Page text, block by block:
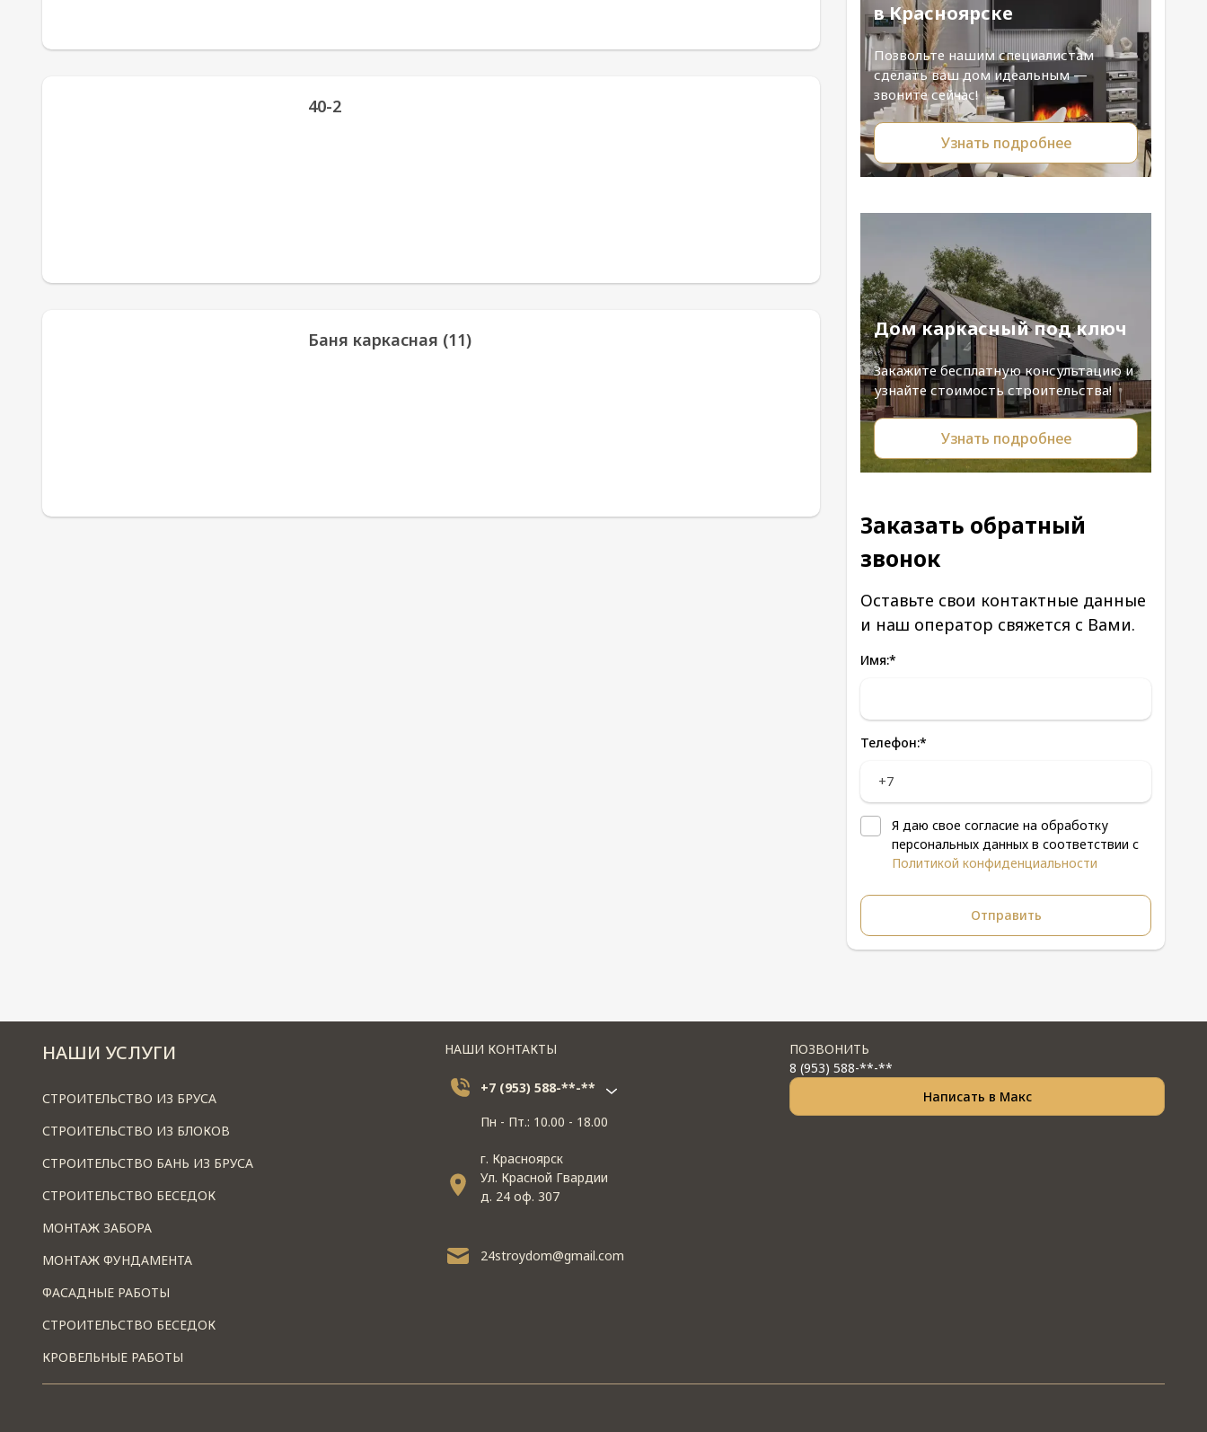
40-2
Баня каркасная (11)
в Красноярске
Позвольте нашим специалистам
сделать ваш дом идеальным —
звоните сейчас!
Узнать подробнее
Дом каркасный под ключ
Закажите бесплатную консультацию и
узнайте стоимость строительства!
Узнать подробнее
Заказать обратный
звонок
Оставьте свои контактные данные
и наш оператор свяжется с Вами.
Имя:*
Телефон:*
Я даю свое согласие на обработку
персональных данных в соответствии с
Политикой конфиденциальности
НАШИ УСЛУГИ
СТРОИТЕЛЬСТВО ИЗ БРУСА
СТРОИТЕЛЬСТВО ИЗ БЛОКОВ
СТРОИТЕЛЬСТВО БАНЬ ИЗ БРУСА
СТРОИТЕЛЬСТВО БЕСЕДОК
МОНТАЖ ЗАБОРА
МОНТАЖ ФУНДАМЕНТА
ФАСАДНЫЕ РАБОТЫ
СТРОИТЕЛЬСТВО БЕСЕДОК
КРОВЕЛЬНЫЕ РАБОТЫ
НАШИ КОНТАКТЫ
+7 (953) 588-**-**
Пн - Пт.: 10.00 - 18.00
г. Красноярск
Ул. Красной Гвардии
д. 24 оф. 307
24stroydom@gmail.com
ПОЗВОНИТЬ
8 (953) 588-**-**
Написать в Макс